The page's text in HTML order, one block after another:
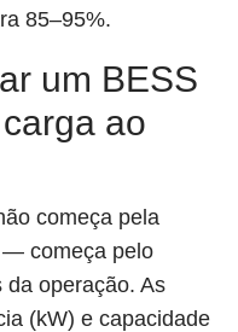
85–95%.
um BESS
ao
começa pela
— começa pelo
da operação. As
(kW) e capacidade